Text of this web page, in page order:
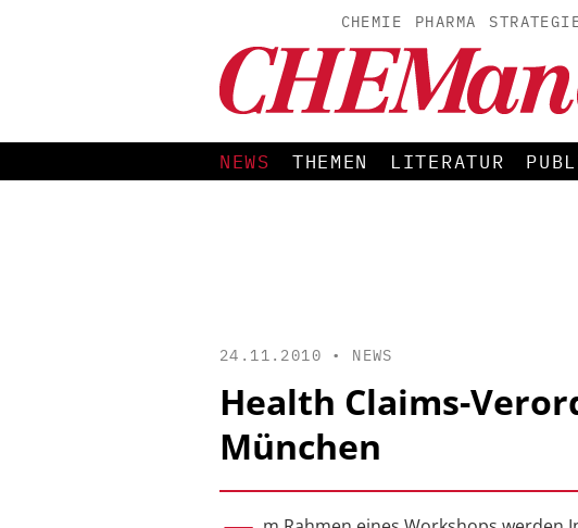
CHEMIE PHARMA
NEWS THEMEN LITERATUR
24.11.2010 • NEWS
Health Claims-
München